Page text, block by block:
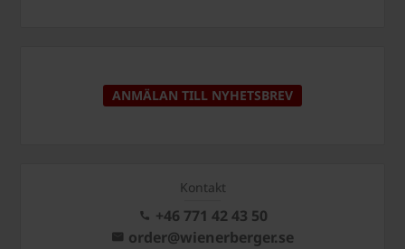
ANMÄLAN TILL NYHETSBREV
Kontakt
+46 771 42 43 50
order@wienerberger.se